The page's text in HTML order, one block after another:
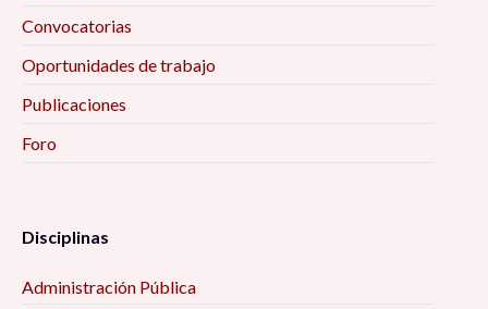
Convocatorias
Oportunidades de trabajo
Publicaciones
Foro
Disciplinas
Administración Pública